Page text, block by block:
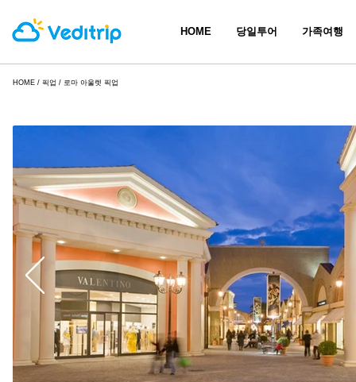
HOME 당일투어 가족여행
HOME / 픽업 / 로마 아울렛 픽업